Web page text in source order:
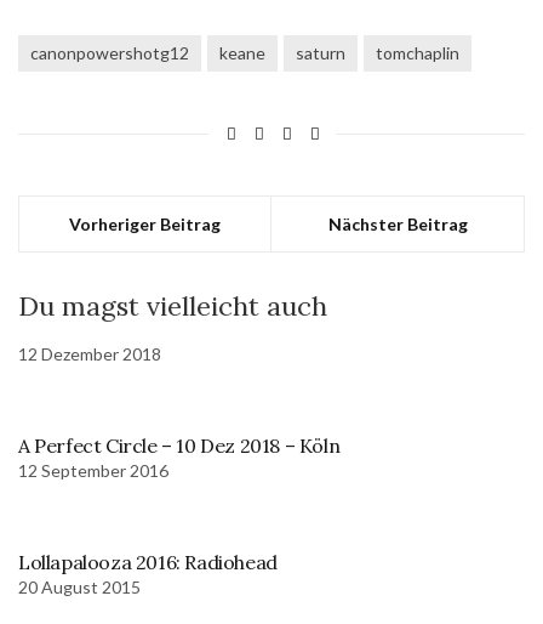
canonpowershotg12 keane saturn tomchaplin
Vorheriger Beitrag Nächster Beitrag
Du magst vielleicht auch
12 Dezember 2018
A Perfect Circle – 10 Dez 2018 – Köln
12 September 2016
Lollapalooza 2016: Radiohead
20 August 2015